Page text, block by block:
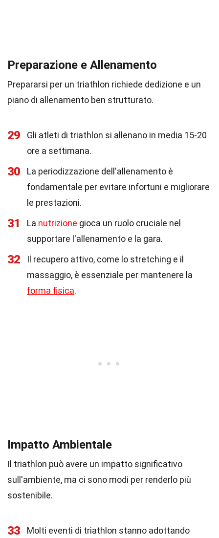
Preparazione e Allenamento
Prepararsi per un triathlon richiede dedizione e un
piano di allenamento ben strutturato.
29
Gli atleti di triathlon si allenano in media 15-20
ore a settimana.
30
La periodizzazione dell'allenamento è
fondamentale per evitare infortuni e migliorare
le prestazioni.
31 La nutrizione gioca un ruolo cruciale nel
supportare l'allenamento e la gara.
32
Il recupero attivo, come lo stretching e il
massaggio, è essenziale per mantenere la
forma fisica.
Impatto Ambientale
Il triathlon può avere un impatto significativo
sull'ambiente, ma ci sono modi per renderlo più
sostenibile.
33
Molti eventi di triathlon stanno adottando